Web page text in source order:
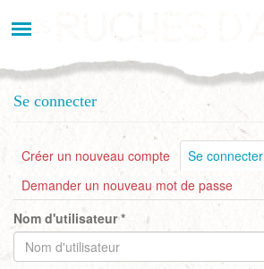
au
Se connecter
Onglets
principaux
Créer un nouveau compte Se connecter
Demander un nouveau mot de passe
Nom d'utilisateur*